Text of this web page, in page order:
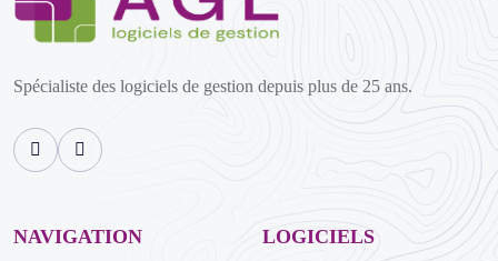
Spécialiste des logiciels de gestion depuis plus de 25 ans.
NAVIGATION LOGICIELS